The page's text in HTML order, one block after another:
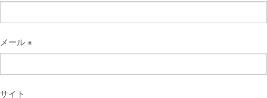
メール ※
サイト